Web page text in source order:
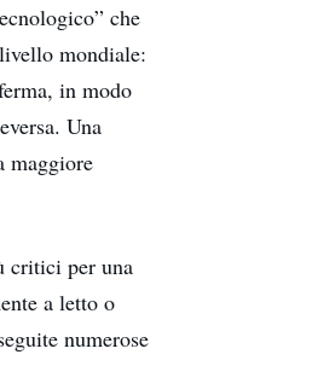
che
mondiale:
in modo
Una
maggiore
critici per una
a letto o
numerose